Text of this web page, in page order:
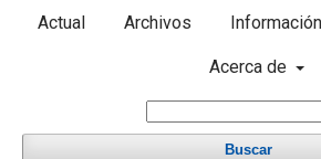
Actual Archivos
Acerca de
Buscar